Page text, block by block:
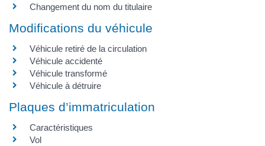
Changement du nom du titulaire
Modifications du véhicule
Véhicule retiré de la circulation
Véhicule accidenté
Véhicule transformé
Véhicule à détruire
Plaques d’immatriculation
Caractéristiques
Vol